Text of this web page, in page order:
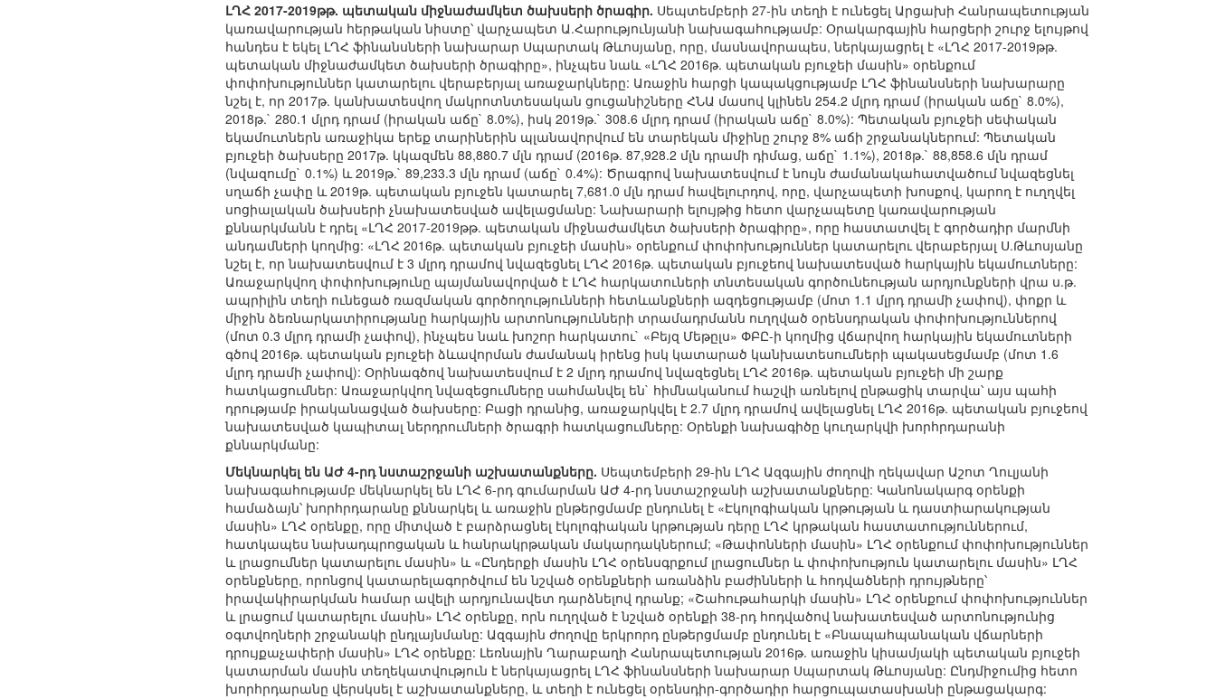
ԼՂՀ 2017-2019թթ. պետական միջնաժամկետ ծախսերի ծրագիր. Սեպտեմբերի 27-ին տեղի է ունեցել Արցախի Հանրապետության
կառավարության հերթական նիստը՝ վարչապետ Ա.Հարությունյանի նախագահությամբ: Օրակարգային հարցերի շուրջ ելույթով
հանդես է եկել ԼՂՀ ֆինանսների նախարար Սպարտակ Թևոսյանը, որը, մասնավորապես, ներկայացրել է «ԼՂՀ 2017-2019թթ.
պետական միջնաժամկետ ծախսերի ծրագիրը», ինչպես նաև «ԼՂՀ 2016թ. պետական բյուջեի մասին» օրենքում
փոփոխություններ կատարելու վերաբերյալ առաջարկները: Առաջին հարցի կապակցությամբ ԼՂՀ ֆինանսների նախարարը
նշել է, որ 2017թ. կանխատեսվող մակրոտնտեսական ցուցանիշները ՀՆԱ մասով կլինեն 254.2 մլրդ դրամ (իրական աճը` 8.0%),
2018թ.` 280.1 մլրդ դրամ (իրական աճը` 8.0%), իսկ 2019թ.` 308.6 մլրդ դրամ (իրական աճը` 8.0%): Պետական բյուջեի սեփական
եկամուտներն առաջիկա երեք տարիներին պլանավորվում են տարեկան միջինը շուրջ 8% աճի շրջանակներում: Պետական
բյուջեի ծախսերը 2017թ. կկազմեն 88,880.7 մլն դրամ (2016թ. 87,928.2 մլն դրամի դիմաց, աճը` 1.1%), 2018թ.` 88,858.6 մլն դրամ
(նվազումը` 0.1%) և 2019թ.` 89,233.3 մլն դրամ (աճը` 0.4%): Ծրագրով նախատեսվում է նույն ժամանակահատվածում նվազեցնել
սղաճի չափը և 2019թ. պետական բյուջեն կատարել 7,681.0 մլն դրամ հավելուրդով, որը, վարչապետի խոսքով, կարող է ուղղվել
սոցիալական ծախսերի չնախատեսված ավելացմանը: Նախարարի ելույթից հետո վարչապետը կառավարության
քննարկմանն է դրել «ԼՂՀ 2017-2019թթ. պետական միջնաժամկետ ծախսերի ծրագիրը», որը հաստատվել է գործադիր մարմնի
անդամների կողմից: «ԼՂՀ 2016թ. պետական բյուջեի մասին» օրենքում փոփոխություններ կատարելու վերաբերյալ Ս.Թևոսյանը
նշել է, որ նախատեսվում է 3 մլրդ դրամով նվազեցնել ԼՂՀ 2016թ. պետական բյուջեով նախատեսված հարկային եկամուտները:
Առաջարկվող փոփոխությունը պայմանավորված է ԼՂՀ հարկատուների տնտեսական գործունեության արդյունքների վրա ս.թ.
ապրիլին տեղի ունեցած ռազմական գործողությունների հետևանքների ազդեցությամբ (մոտ 1.1 մլրդ դրամի չափով), փոքր և
միջին ձեռնարկատիրությանը հարկային արտոնությունների տրամադրմանն ուղղված օրենսդրական փոփոխություններով
(մոտ 0.3 մլրդ դրամի չափով), ինչպես նաև խոշոր հարկատու` «Բեյզ Մեթըլս» ՓԲԸ-ի կողմից վճարվող հարկային եկամուտների
գծով 2016թ. պետական բյուջեի ձևավորման ժամանակ իրենց իսկ կատարած կանխատեսումների պակասեցմամբ (մոտ 1.6
մլրդ դրամի չափով): Օրինագծով նախատեսվում է 2 մլրդ դրամով նվազեցնել ԼՂՀ 2016թ. պետական բյուջեի մի շարք
հատկացումներ: Առաջարկվող նվազեցումները սահմանվել են` հիմնականում հաշվի առնելով ընթացիկ տարվա՝ այս պահի
դրությամբ իրականացված ծախսերը: Բացի դրանից, առաջարկվել է 2.7 մլրդ դրամով ավելացնել ԼՂՀ 2016թ. պետական բյուջեով
նախատեսված կապիտալ ներդրումների ծրագրի հատկացումները: Օրենքի նախագիծը կուղարկվի խորհրդարանի
քննարկմանը:
Մեկնարկել են ԱԺ 4-րդ նստաշրջանի աշխատանքները. Սեպտեմբերի 29-ին ԼՂՀ Ազգային ժողովի ղեկավար Աշոտ Ղուլյանի
նախագահությամբ մեկնարկել են ԼՂՀ 6-րդ գումարման ԱԺ 4-րդ նստաշրջանի աշխատանքները: Կանոնակարգ օրենքի
համաձայն՝ խորհրդարանը քննարկել և առաջին ընթերցմամբ ընդունել է «Էկոլոգիական կրթության և դաստիարակության
մասին» ԼՂՀ օրենքը, որը միտված է բարձրացնել էկոլոգիական կրթության դերը ԼՂՀ կրթական հաստատություններում,
հատկապես նախադպրոցական և հանրակրթական մակարդակներում; «Թափոնների մասին» ԼՂՀ օրենքում փոփոխություններ
և լրացումներ կատարելու մասին» և «Ընդերքի մասին ԼՂՀ օրենսգրքում լրացումներ և փոփոխություն կատարելու մասին» ԼՂՀ
օրենքները, որոնցով կատարելագործվում են նշված օրենքների առանձին բաժինների և հոդվածների դրույթները՝
իրավակիրարկման համար ավելի արդյունավետ դարձնելով դրանք; «Շահութահարկի մասին» ԼՂՀ օրենքում փոփոխություններ
և լրացում կատարելու մասին» ԼՂՀ օրենքը, որն ուղղված է նշված օրենքի 38-րդ հոդվածով նախատեսված արտոնությունից
օգտվողների շրջանակի ընդլայնմանը: Ազգային ժողովը երկրորդ ընթերցմամբ ընդունել է «Բնապահպանական վճարների
դրույքաչափերի մասին» ԼՂՀ օրենքը: Լեռնային Ղարաբաղի Հանրապետության 2016թ. առաջին կիսամյակի պետական բյուջեի
կատարման մասին տեղեկատվություն է ներկայացրել ԼՂՀ ֆինանսների նախարար Սպարտակ Թևոսյանը: Ընդմիջումից հետո
խորհրդարանը վերսկսել է աշխատանքները, և տեղի է ունեցել օրենսդիր-գործադիր հարցուպատասխանի ընթացակարգ: